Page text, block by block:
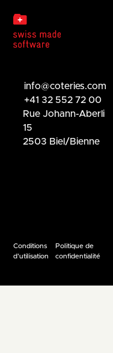
info@coteries.com
+41 32 552 72 00
Rue Johann-Aberli
15
2503 Biel/Bienne
Conditions
d'utilisation
Politique de
confidentialité